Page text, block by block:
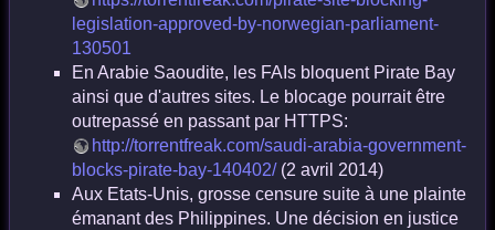
legislation-approved-by-norwegian-parliament-
130501
En Arabie Saoudite, les FAIs bloquent Pirate Bay
ainsi que d'autres sites. Le blocage pourrait être
outrepassé en passant par HTTPS:
http://torrentfreak.com/saudi-arabia-government-
blocks-pirate-bay-140402/ (2 avril 2014)
Aux Etats-Unis, grosse censure suite à une plainte
émanant des Philippines. Une décision en justice